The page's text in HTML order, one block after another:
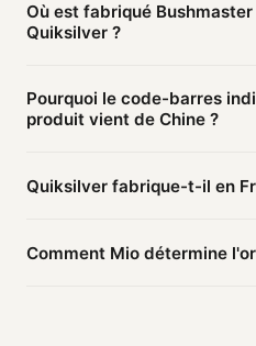
Où est fabriqué
Quiksilver ?
Bushmaster Bucket Hat by
fabriqué enChine (vérifié).
Pourquoi le code-barres
produit vient de Chine ?
d'enregistrementdu code, pas
Quiksilver fabrique-t-il en
produits de la marque peuvent
Comment Mio détermine